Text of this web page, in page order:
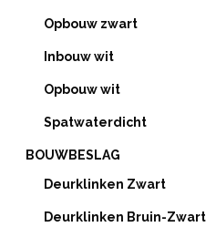
Opbouw zwart
Inbouw wit
Opbouw wit
Spatwaterdicht
BOUWBESLAG
Deurklinken Zwart
Deurklinken Bruin-Zwart